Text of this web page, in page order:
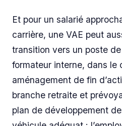
Et pour un salarié
carrière, une VAE peut
transition vers un poste
formateur interne, dans le
aménagement de fin
branche retraite et
plan de développement